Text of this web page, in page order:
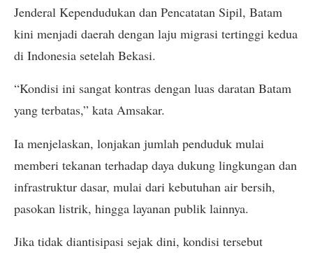
Jenderal Kependudukan dan Pencatatan Sipil, Batam
kini menjadi daerah dengan laju migrasi tertinggi kedua
di Indonesia setelah Bekasi.
“Kondisi ini sangat kontras dengan luas daratan Batam
yang terbatas,” kata Amsakar.
Ia menjelaskan, lonjakan jumlah penduduk mulai
memberi tekanan terhadap daya dukung lingkungan dan
infrastruktur dasar, mulai dari kebutuhan air bersih,
pasokan listrik, hingga layanan publik lainnya.
Jika tidak diantisipasi sejak dini, kondisi tersebut